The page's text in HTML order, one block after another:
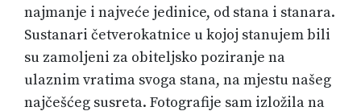
najmanje i najveće jedinice, od stana i stanara.
Sustanari četverokatnice u kojoj stanujem bili
su zamoljeni za obiteljsko poziranje na
ulaznim vratima svoga stana, na mjestu našeg
najčešćeg susreta. Fotografije sam izložila na